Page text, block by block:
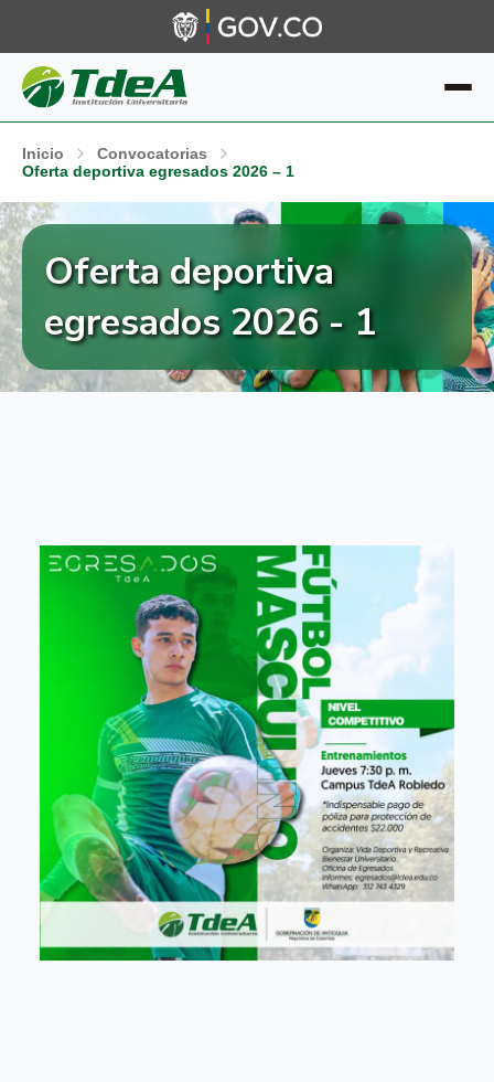
Inicio
Convocatorias
Oferta deportiva egresados 2026 – 1
Oferta deportiva
egresados 2026 - 1